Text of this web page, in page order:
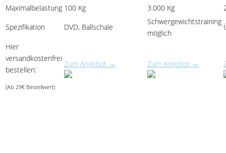
Maximalbelastung 100 Kg 3.000 Kg
Spezifikation
DVD, Ballschale
Schwergewichtstraining
möglich
Hier
versandkostenfrei
bestellen:
(Ab 29€ Bestellwert)
Zum Angebot → Zum Angebot →